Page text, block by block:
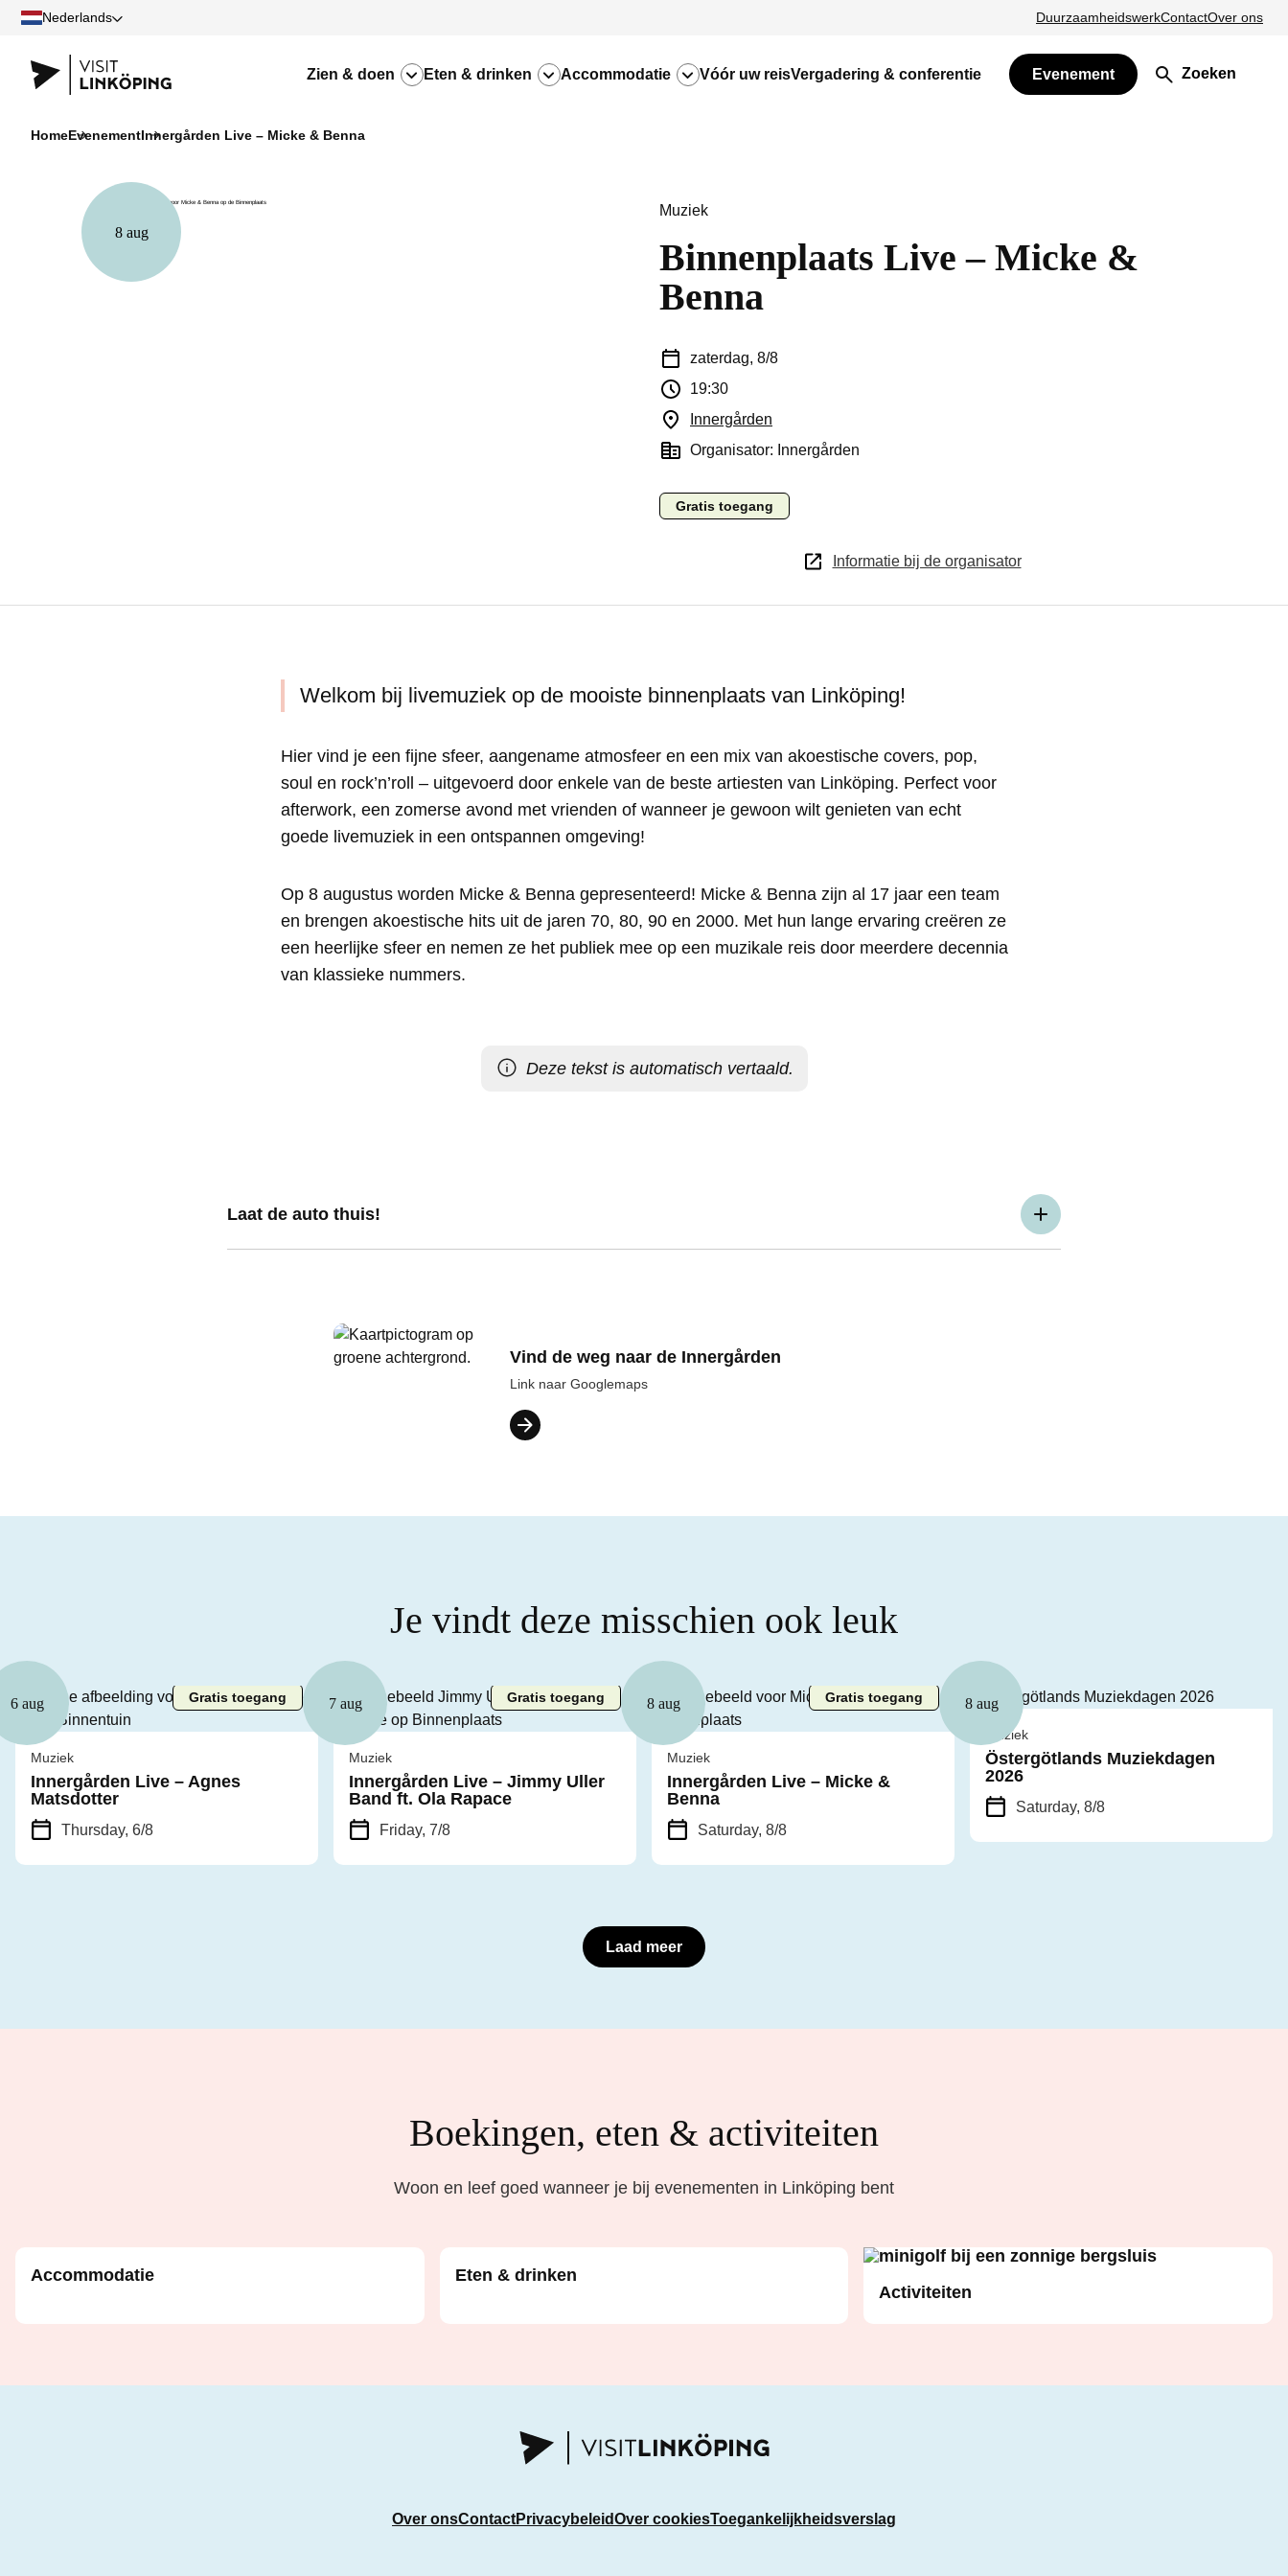
Nederlands DuurzaamheidswerkContactOver ons
Zien & doen Eten & drinken Accommodatie Vóór uw reisVergadering & conferentie Evenement Zoeken
HomeEvenementInnergården Live – Micke & Benna
8 aug
Muziek
Binnenplaats Live – Micke &
Benna
zaterdag, 8/8
19:30
Innergården
Organisator: Innergården
Gratis toegang
Informatie bij de organisator
Welkom bij livemuziek op de mooiste binnenplaats van Linköping!
Hier vind je een fijne sfeer, aangename atmosfeer en een mix van akoestische covers, pop,
soul en rock’n’roll – uitgevoerd door enkele van de beste artiesten van Linköping. Perfect voor
afterwork, een zomerse avond met vrienden of wanneer je gewoon wilt genieten van echt
goede livemuziek in een ontspannen omgeving!
Op 8 augustus worden Micke & Benna gepresenteerd! Micke & Benna zijn al 17 jaar een team
en brengen akoestische hits uit de jaren 70, 80, 90 en 2000. Met hun lange ervaring creëren ze
een heerlijke sfeer en nemen ze het publiek mee op een muzikale reis door meerdere decennia
van klassieke nummers.
Deze tekst is automatisch vertaald.
Laat de auto thuis!
Vind de weg naar de Innergården
Link naar Googlemaps
Je vindt deze misschien ook leuk
6 aug Gratis toegang
Muziek
Innergården Live – Agnes
Matsdotter
Thursday, 6/8
7 aug Gratis toegang
Muziek
Innergården Live – Jimmy Uller
Band ft. Ola Rapace
Friday, 7/8
8 aug Gratis toegang
Muziek
Innergården Live – Micke &
Benna
Saturday, 8/8
8 aug
Muziek
Östergötlands Muziekdagen
2026
Saturday, 8/8
Laad meer
Boekingen, eten & activiteiten
Woon en leef goed wanneer je bij evenementen in Linköping bent
Accommodatie
Eten & drinken
Activiteiten
Over onsContactPrivacybeleidOver cookiesToegankelijkheidsverslag